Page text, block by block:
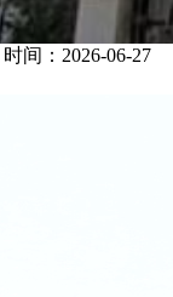
时间：2026-06-27